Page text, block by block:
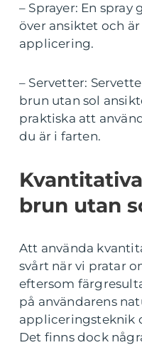
– Sprayer: En
över ansiktet och
applicering.
– Servetter:
brun utan sol
praktiska att
du är i farten.
brun utan
Att använda
svårt när vi pratar
eftersom
på användarens
appliceringsteknik
Det finns dock